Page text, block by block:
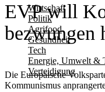
Wirtschaft
Politik
Agrifood
Gesundheit
Tech
Energie, Umwelt &
Verteidigung
EVP will
bezwungen
Die Europäische
Kommunismus